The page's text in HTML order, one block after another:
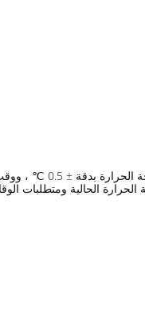
الحل مناسب للمشاريع الجديدة ، باستخدام مزيج مثالي من الباب الدوار الذكي المتطور
الحرارة الحالية ومتطلبات